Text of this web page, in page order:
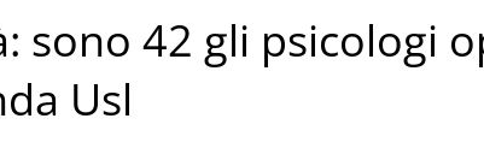
sono 42 gli psicologi
Usl